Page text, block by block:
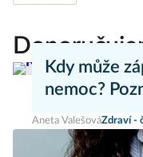
Kdy může
nemoc?
Aneta ValešováZdraví -